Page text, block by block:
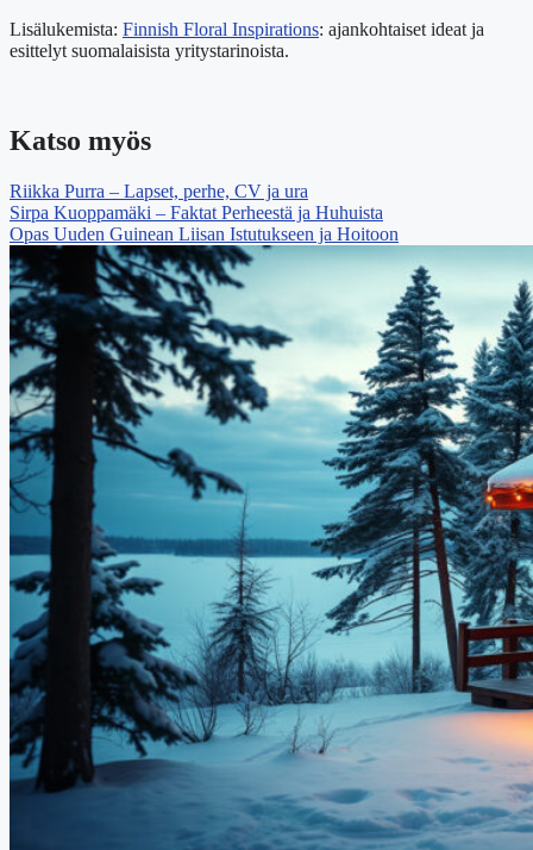
Lisälukemista: Finnish Floral Inspirations: ajankohtaiset ideat ja
esittelyt suomalaisista yritystarinoista.
Katso myös
Riikka Purra – Lapset, perhe, CV ja ura
Sirpa Kuoppamäki – Faktat Perheestä ja Huhuista
Opas Uuden Guinean Liisan Istutukseen ja Hoitoon